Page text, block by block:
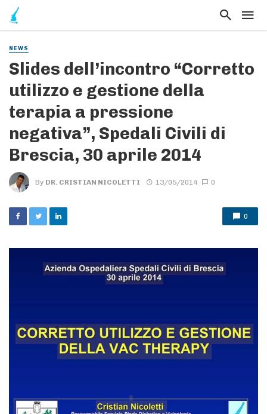
NEWS
Slides dell’incontro “Corretto
utilizzo e gestione della
terapia a pressione
negativa”, Spedali Civili di
Brescia, 30 aprile 2014
By DR. CRISTIAN NICOLETTI 13/05/2014 0
0